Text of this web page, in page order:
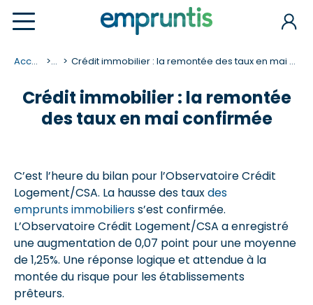
Accueil ... Crédit immobilier : la remontée des taux en mai confirmée
Crédit immobilier : la remontée
des taux en mai confirmée
C’est l’heure du bilan pour l’Observatoire Crédit
Logement/CSA. La hausse des tauxdes
emprunts immobilierss’est confirmée.
L’Observatoire Crédit Logement/CSA a enregistré
une augmentation de 0,07 point pour une moyenne
de 1,25%. Une réponse logique et attendue à la
montée du risque pour les établissements
prêteurs.